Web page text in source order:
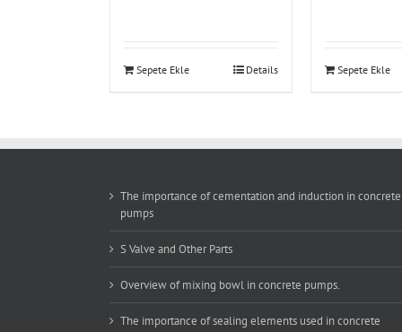
Sepete Ekle Details Sepete Ekle
The importance of cementation and induction in concrete
pumps
S Valve and Other Parts
Overview of mixing bowl in concrete pumps.
The importance of sealing elements used in concrete